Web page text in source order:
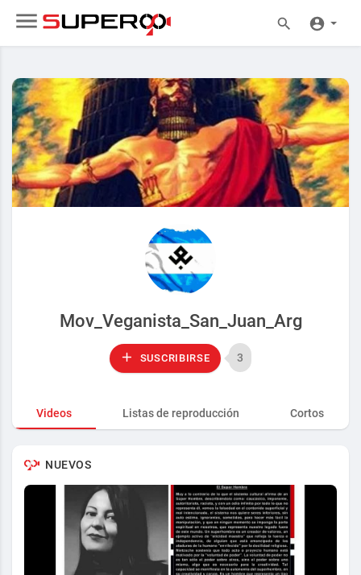
Mov_Veganista_San_Juan_Arg
SUSCRIBIRSE 3
Videos Listas de reproducción Cortos
NUEVOS